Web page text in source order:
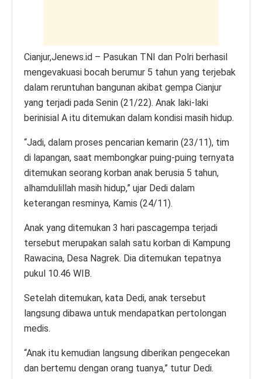
Cianjur,Jenews.id – Pasukan TNI dan Polri berhasil
mengevakuasi bocah berumur 5 tahun yang terjebak
dalam reruntuhan bangunan akibat gempa Cianjur
yang terjadi pada Senin (21/22). Anak laki-laki
berinisial A itu ditemukan dalam kondisi masih hidup.
“Jadi, dalam proses pencarian kemarin (23/11), tim
di lapangan, saat membongkar puing-puing ternyata
ditemukan seorang korban anak berusia 5 tahun,
alhamdulillah masih hidup,” ujar Dedi dalam
keterangan resminya, Kamis (24/11).
Anak yang ditemukan 3 hari pascagempa terjadi
tersebut merupakan salah satu korban di Kampung
Rawacina, Desa Nagrek. Dia ditemukan tepatnya
pukul 10.46 WIB.
Setelah ditemukan, kata Dedi, anak tersebut
langsung dibawa untuk mendapatkan pertolongan
medis.
“Anak itu kemudian langsung diberikan pengecekan
dan bertemu dengan orang tuanya,” tutur Dedi.